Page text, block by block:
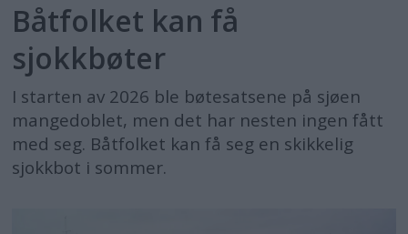
Båtfolket kan få
sjokkbøter
I starten av 2026 ble bøtesatsene på sjøen
mangedoblet, men det har nesten ingen fått
med seg. Båtfolket kan få seg en skikkelig
sjokkbot i sommer.